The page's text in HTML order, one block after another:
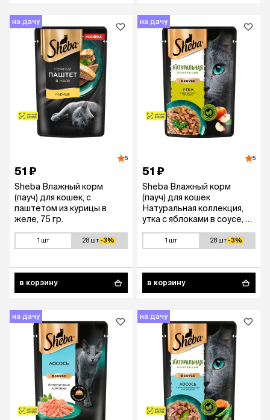
на дачу
5
51 ₽
Sheba Влажный корм
(пауч) для кошек, с
паштетом из курицы в
желе, 75 гр.
1 шт 28 шт -3%
в корзину
на дачу
5
51 ₽
Sheba Влажный корм
(пауч) для кошек
Натуральная коллекция,
утка с яблоками в соусе, 75
гр.
1 шт 28 шт -3%
в корзину
на дачу на дачу